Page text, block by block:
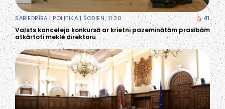
SABIEDRĪBA |POLITIKA| ŠODIEN, 11:30 41
Valsts kanceleja konkursā ar krietni pazeminātām prasībām
atkārtoti meklē direktoru